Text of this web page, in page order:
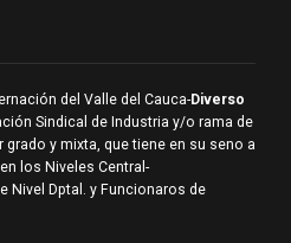
del Valle del Cauca-Diverso
Sindical de Industria y/o rama de
y mixta, que tiene en su seno a
los Niveles Central-
Nivel Dptal. y Funcionaros de